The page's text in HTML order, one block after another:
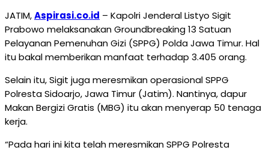
JATIM,Aspirasi.co.id – Kapolri Jenderal Listyo Sigit
Prabowo melaksanakan Groundbreaking 13 Satuan
Pelayanan Pemenuhan Gizi (SPPG) Polda Jawa Timur. Hal
itu bakal memberikan manfaat terhadap 3.405 orang.
Selain itu, Sigit juga meresmikan operasional SPPG
Polresta Sidoarjo, Jawa Timur (Jatim). Nantinya, dapur
Makan Bergizi Gratis (MBG) itu akan menyerap 50 tenaga
kerja.
“Pada hari ini kita telah meresmikan SPPG Polresta